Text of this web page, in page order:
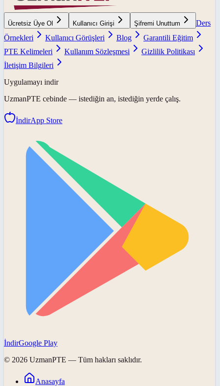
Ücretsiz Üye Ol Kullanıcı Girişi Şifremi Unuttum
Ders
Örnekleri
Kullanıcı Görüşleri Blog
Garantili Eğitim
PTE Kelimeleri
Kullanım Sözleşmesi
Gizlilik Politikası
İletişim Bilgileri
Uygulamayı indir
UzmanPTE cebinde — istediğin an, istediğin yerde çalış.
İndirApp Store
İndirGoogle Play
© 2026 UzmanPTE — Tüm hakları saklıdır.
Anasayfa